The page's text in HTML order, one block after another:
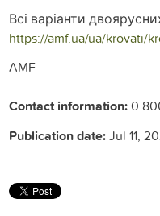
Всі варіанти
https://amf.ua/ua/krovati/
AMF
Contact information:0
Publication date:Jul 11,